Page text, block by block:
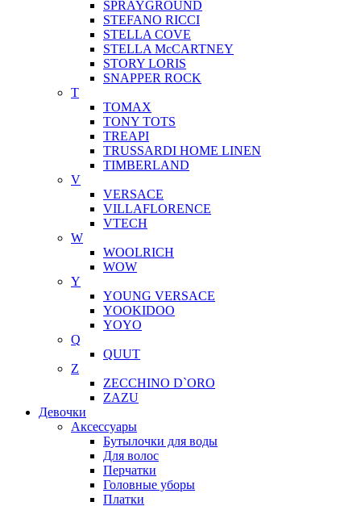
SPRAYGROUND
STEFANO RICCI
STELLA COVE
STELLA McCARTNEY
STORY LORIS
SNAPPER ROCK
T
TOMAX
TONY TOTS
TREAPI
TRUSSARDI HOME LINEN
TIMBERLAND
V
VERSACE
VILLAFLORENCE
VTECH
W
WOOLRICH
WOW
Y
YOUNG VERSACE
YOOKIDOO
YOYO
Q
QUUT
Z
ZECCHINO D`ORO
ZAZU
Девочки
Аксессуары
Бутылочки для воды
Для волос
Перчатки
Головные уборы
Платки